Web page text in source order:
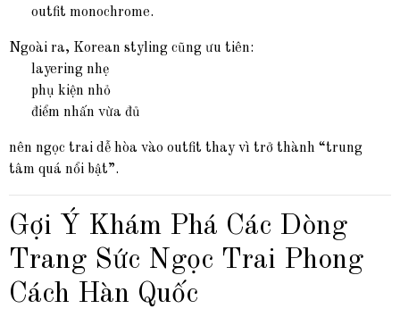
outfit monochrome.
Ngoài ra, Korean styling cũng ưu tiên:
layering nhẹ
phụ kiện nhỏ
điểm nhấn vừa đủ
nên ngọc trai dễ hòa vào outfit thay vì trở thành “trung
tâm quá nổi bật”.
Gợi Ý Khám Phá Các Dòng
Trang Sức Ngọc Trai Phong
Cách Hàn Quốc